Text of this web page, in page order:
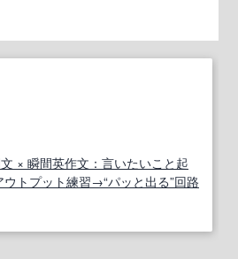
× 瞬間英作文：言いたいこと起
トプット練習→“パッと出る”回路